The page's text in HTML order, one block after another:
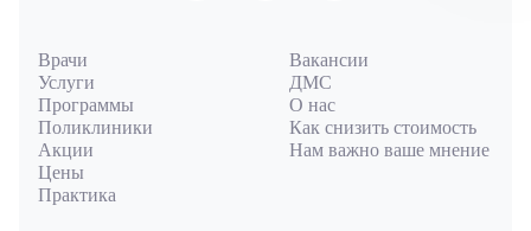
Врачи
Услуги
Программы
Поликлиники
Акции
Цены
Практика
Вакансии
ДМС
О нас
Как снизить стоимость
Нам важно ваше мнение